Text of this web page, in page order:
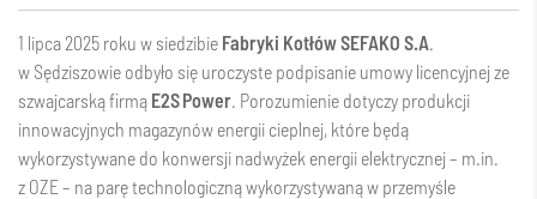
1 lipca 2025 roku w siedzibie Fabryki Kotłów SEFAKO S.A.
w Sędziszowie odbyło się uroczyste podpisanie umowy licencyjnej ze
szwajcarską firmą E2S Power. Porozumienie dotyczy produkcji
innowacyjnych magazynów energii cieplnej, które będą
wykorzystywane do konwersji nadwyżek energii elektrycznej – m.in.
z OZE – na parę technologiczną wykorzystywaną w przemyśle